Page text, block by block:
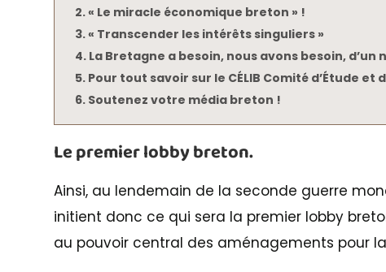
« Le miracle économique breton » !
« Transcender les intérêts singuliers »
La Bretagne a besoin, nous avons besoin, d’un
Pour tout savoir sur le CÉLIB Comité d’Étude
Soutenez votre média breton !
Le premier lobby breton.
Ainsi, au lendemain de la seconde guerre
initient donc ce qui sera la premier lobby
au pouvoir central des aménagements pour